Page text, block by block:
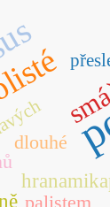
dlouhé
palistem